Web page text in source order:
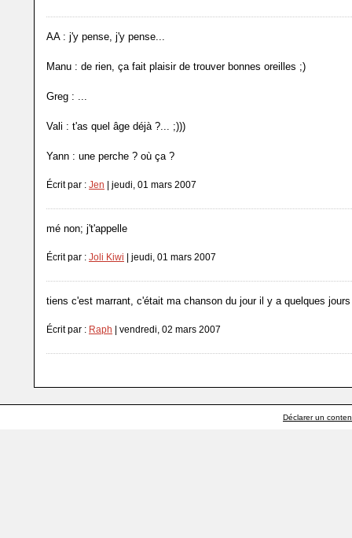
AA : j'y pense, j'y pense...
Manu : de rien, ça fait plaisir de trouver bonnes oreilles ;)
Greg : ...
Vali : t'as quel âge déjà ?... ;)))
Yann : une perche ? où ça ?
Écrit par : Jen | jeudi, 01 mars 2007
mé non; j't'appelle
Écrit par : Joli Kiwi | jeudi, 01 mars 2007
tiens c'est marrant, c'était ma chanson du jour il y a quelques jours
Écrit par : Raph | vendredi, 02 mars 2007
Déclarer un